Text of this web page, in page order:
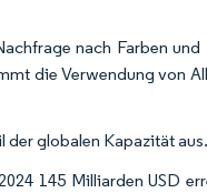
nach Farben und
die Verwendung von
der globalen Kapazität aus.
145 Milliarden USD